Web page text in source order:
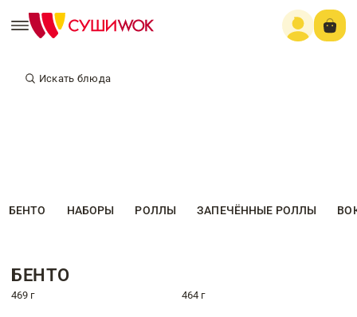
Искать блюда
БЕНТО НАБОРЫ РОЛЛЫ ЗАПЕЧЁННЫЕ РОЛЛЫ
БЕНТО
469 г 464 г